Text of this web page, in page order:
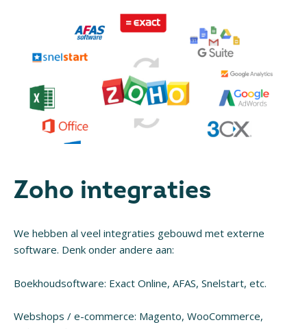
Zoho integraties
We hebben al veel integraties gebouwd met externe
software. Denk onder andere aan:
Boekhoudsoftware: Exact Online, AFAS, Snelstart, etc.
Webshops / e-commerce: Magento, WooCommerce,